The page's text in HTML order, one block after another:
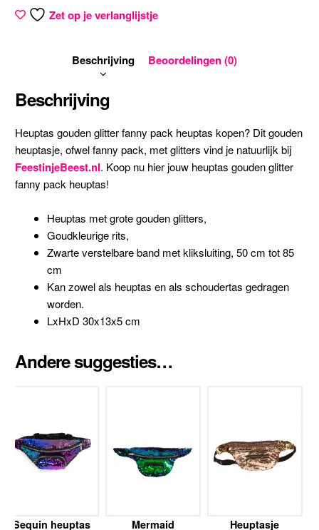
Zet op je verlanglijstje
Beschrijving Beoordelingen (0)
Beschrijving
Heuptas gouden glitter fanny pack heuptas kopen? Dit gouden
heuptasje, ofwel fanny pack, met glitters vind je natuurlijk bij
FeestinjeBeest.nl. Koop nu hier jouw heuptas gouden glitter
fanny pack heuptas!
Heuptas met grote gouden glitters,
Goudkleurige rits,
Zwarte verstelbare band met kliksluiting, 50 cm tot 85
cm
Kan zowel als heuptas en als schoudertas gedragen
worden.
LxHxD 30x13x5 cm
Andere suggesties…
Sequin heuptas Mermaid Heuptasje